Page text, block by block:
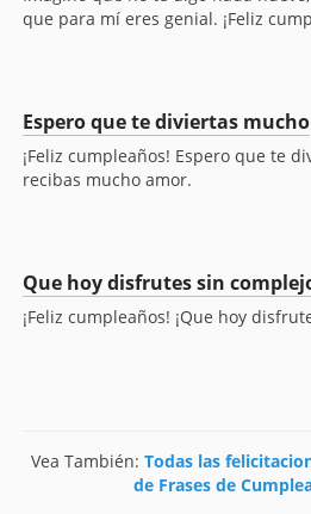
que para mí eres genial. ¡Feliz
Espero que te diviertas mucho
¡Feliz cumpleaños! Espero que te
recibas mucho amor.
Que hoy disfrutes sin
¡Feliz cumpleaños! ¡Que hoy
Vea También: Todas las
de Frases de